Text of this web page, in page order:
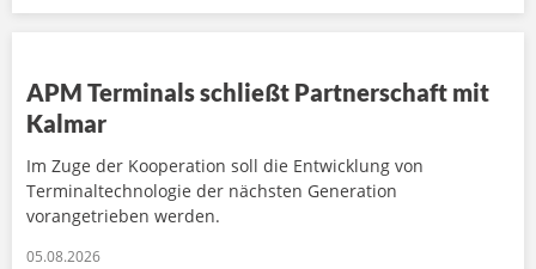
APM Terminals schließt Partnerschaft mit
Kalmar
Im Zuge der Kooperation soll die Entwicklung von
Terminaltechnologie der nächsten Generation
vorangetrieben werden.
05.08.2026